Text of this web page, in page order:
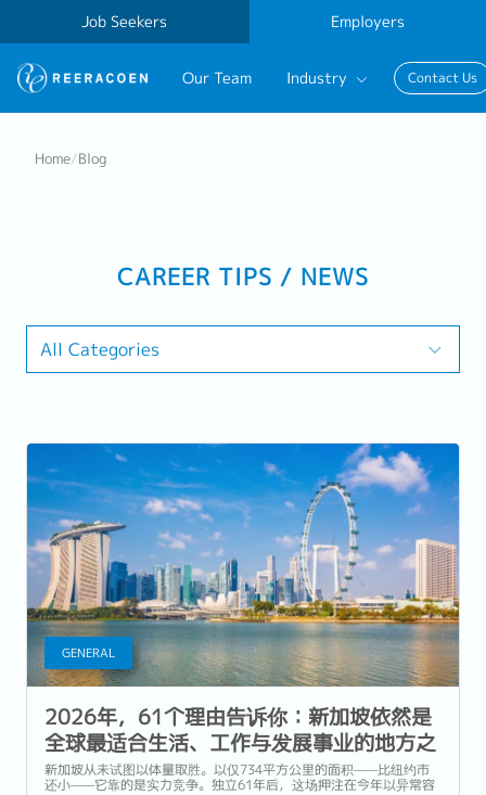
Job Seekers Employers
Our Team Industry Contact Us
Home/Blog
CAREER TIPS / NEWS
All Categories
GENERAL
2026年，61个理由告诉你：新加坡依然是
全球最适合生活、工作与发展事业的地方之
一
新加坡从未试图以体量取胜。以仅734平方公里的面积——比纽约市
还小——它靠的是实力竞争。独立61年后，这场押注在今年以异常容